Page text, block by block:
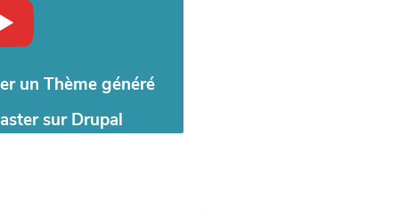
un Thème généré
sur Drupal